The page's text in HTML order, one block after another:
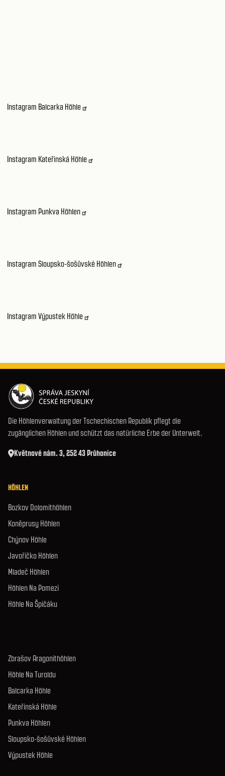
Instagram Balcarka Höhle
Instagram Kateřinská Höhle
Instagram Punkva Höhlen
Instagram Sloupsko-šošůvské Höhlen
Instagram Výpustek Höhle
Die Höhlenverwaltung der Tschechischen Republik pflegt die
zugänglichen Höhlen und schützt das natürliche Erbe der Unterwelt.
Květnové nám. 3, 252 43 Průhonice
HÖHLEN
Bozkov Dolomithöhlen
Koněprusy Höhlen
Chýnov Höhle
Javoříčko Höhlen
Mladeč Höhlen
Höhlen Na Pomezí
Höhle Na Špičáku
Zbrašov Aragonithöhlen
Höhle Na Turoldu
Balcarka Höhle
Kateřinská Höhle
Punkva Höhlen
Sloupsko-šošůvské Höhlen
Výpustek Höhle